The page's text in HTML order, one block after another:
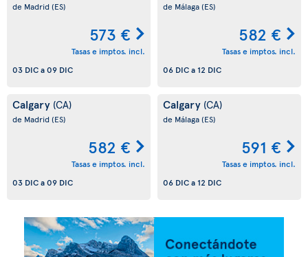
de Madrid(ES)
573 €
Tasas e imptos. incl.
03 DICa09 DIC
de Málaga(ES)
582 €
Tasas e imptos. incl.
06 DICa 12 DIC
Calgary (CA)
de Madrid(ES)
582 €
Tasas e imptos. incl.
03 DICa09 DIC
Calgary (CA)
de Málaga(ES)
591 €
Tasas e imptos. incl.
06 DICa 12 DIC